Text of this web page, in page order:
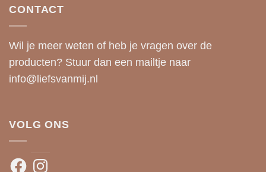
CONTACT
Wil je meer weten of heb je vragen over de
producten? Stuur dan een mailtje naar
info@liefsvanmij.nl
VOLG ONS
FacebookInstagram